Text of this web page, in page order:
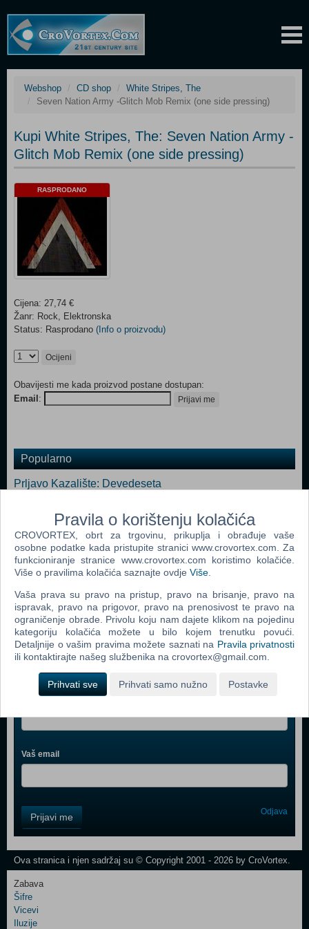
Webshop CD shop
White Stripes, The
Seven Nation Army -Glitch Mob Remix (one side pressing)
Kupi White Stripes, The: Seven Nation Army -
Glitch Mob Remix (one side pressing)
RASPRODANO
Cijena: 27,74 €
Žanr: Rock, Elektronska
Status: Rasprodano (Info o proizvodu)
Ocijeni
Obavijesti me kada proizvod postane dostupan:
Email : Prijavi me
Popularno
Prljavo Kazalište: Devedeseta
Prljavo Kazalište: Crno Bijeli Svijet
Prljavo Kazalište: Heroj Ulice
Prljavo Kazalište: Zaustavite Zemlju
Prljavo Kazalište: Rock Balade
Webshop newsletter
Ime i prezime
Vaš email
Field
One
Newsletter
Control
Field
Prijavi me Odjava
Ova stranica i njen sadržaj su © Copyright 2001 - 2026 by CroVortex.
Zabava
Šifre
Vicevi
Iluzije
Pravila o korištenju kolačića
CROVORTEX, obrt za trgovinu, prikuplja i obrađuje vaše
osobne podatke kada pristupite stranici www.crovortex.com. Za
funkcioniranje stranice www.crovortex.com koristimo kolačiće.
Više o pravilima kolačića saznajte ovdje Više
Vaša prava su pravo na pristup, pravo na brisanje, pravo na
ispravak, pravo na prigovor, pravo na prenosivost te pravo na
ograničenje obrade. Privolu koju nam dajete klikom na pojedinu
kategoriju kolačića možete u bilo kojem trenutku povući.
Detaljnije o vašim pravima možete saznati na Pravila privatnosti
ili kontaktirajte našeg službenika na crovortex@gmail.com.
Prihvati sve Prihvati samo nužno Postavke